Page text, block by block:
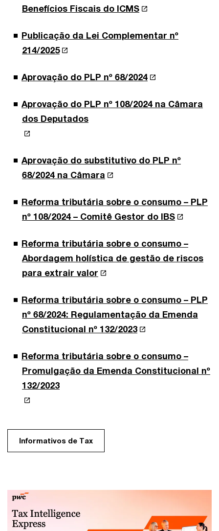
Benefícios Fiscais do ICMS
Publicação da Lei Complementar nº
214/2025
Aprovação do PLP nº 68/2024
Aprovação do PLP nº 108/2024 na Câmara
dos Deputados
Aprovação do substitutivo do PLP nº
68/2024 na Câmara
Reforma tributária sobre o consumo – PLP
nº 108/2024 – Comitê Gestor do IBS
Reforma tributária sobre o consumo –
Abordagem holística de gestão de riscos
para extrair valor
Reforma tributária sobre o consumo – PLP
nº 68/2024: Regulamentação da Emenda
Constitucional nº 132/2023
Reforma tributária sobre o consumo –
Promulgação da Emenda Constitucional nº
132/2023
Informativos de Tax